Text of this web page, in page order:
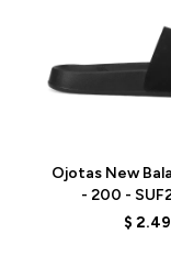
Ojotas New
- 200 -
BLACK/
$